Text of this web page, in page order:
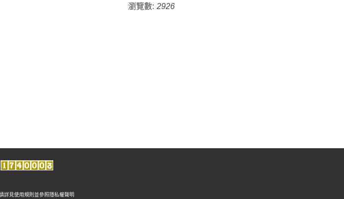
瀏覽數: 2926
詳見使用規則並參照隱私權聲明